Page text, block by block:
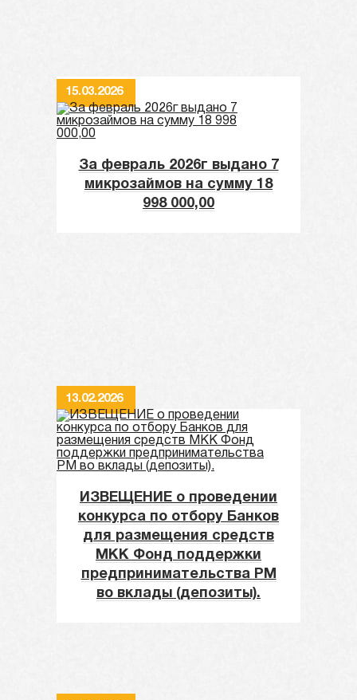
За февраль 2026г выдано 7
микрозаймов на сумму 18
998 000,00
15.03.2026
ИЗВЕЩЕНИЕ о проведении
конкурса по отбору Банков
для размещения средств
МКК Фонд поддержки
предпринимательства РМ
во вклады (депозиты).
13.02.2026